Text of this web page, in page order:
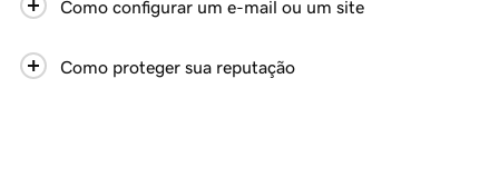
Como configurar um e-mail ou um site
Como proteger sua reputação